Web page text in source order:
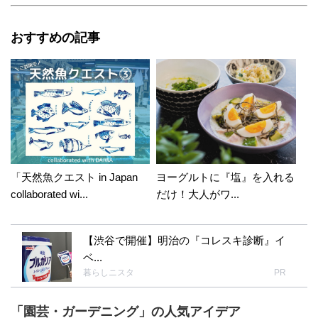
おすすめの記事
「天然魚クエスト in Japan
collaborated wi...
ヨーグルトに『塩』を入れる
だけ！大人がワ...
【渋谷で開催】明治の『コレスキ診断』イ
ベ...
暮らしニスタ PR
「園芸・ガーデニング」の人気アイデア